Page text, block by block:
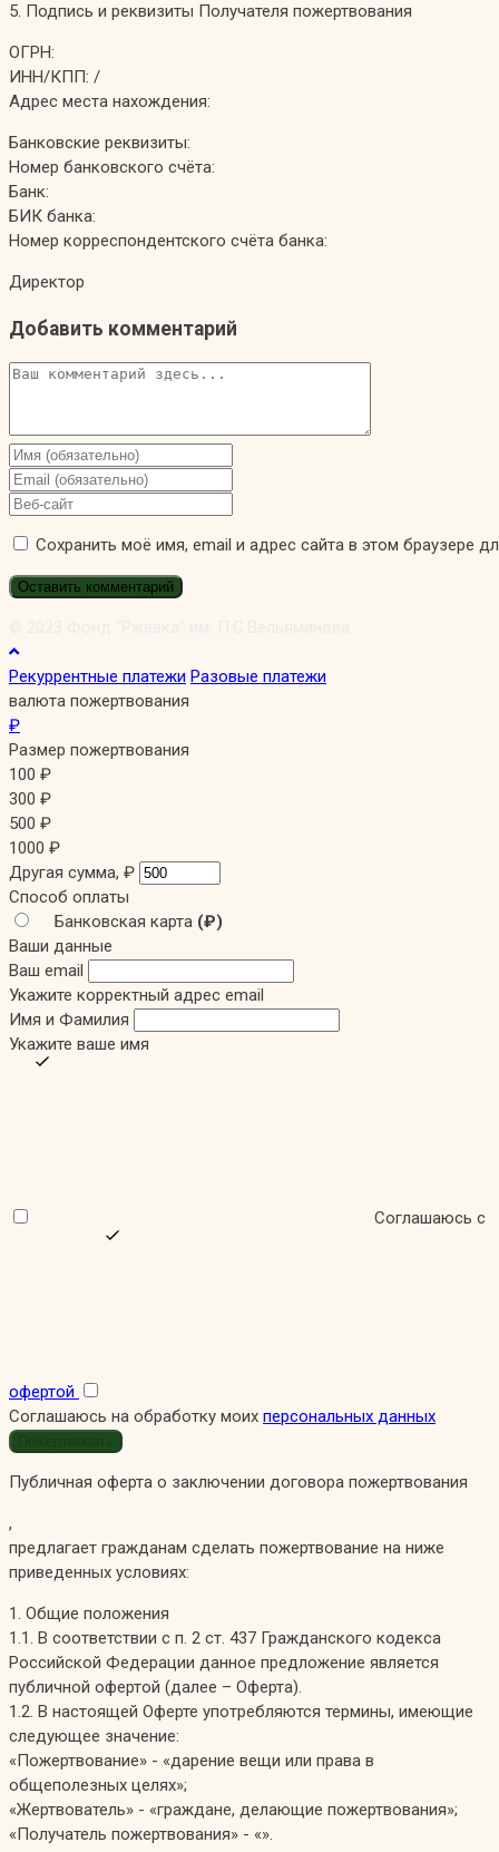
5. Подпись и реквизиты Получателя пожертвования
ОГРН:
ИНН/КПП: /
Адрес места нахождения:
Банковские реквизиты:
Номер банковского счёта:
Банк:
БИК банка:
Номер корреспондентского счёта банка:
Директор
Добавить комментарий
Комментарий
Введите
свое
имя
имя
пользователя,
чтобы
Введите
свой
адрес,
чтобы
прокомментировать
Введите
вашего
веб-
сайта
Сохранить моё имя, email и адрес сайта в этом браузере
Рекуррентные платежи Разовые платежи
валюта пожертвования
₽
Размер пожертвования
100 ₽
300 ₽
500 ₽
1000 ₽
Другая сумма, ₽
Способ оплаты
Банковская карта (₽)
Ваши данные
Ваш email
Укажите корректный адрес email
Имя и Фамилия
Укажите ваше имя
Соглашаюсь с
офертой
Соглашаюсь на обработку моих персональных данных
Публичная оферта о заключении договора пожертвования
,
предлагает гражданам сделать пожертвование на ниже
приведенных условиях:
1. Общие положения
1.1. В соответствии с п. 2 ст. 437 Гражданского кодекса
Российской Федерации данное предложение является
публичной офертой (далее – Оферта).
1.2. В настоящей Оферте употребляются термины, имеющие
следующее значение:
«Пожертвование» - «дарение вещи или права в
общеполезных целях»;
«Жертвователь» - «граждане, делающие пожертвования»;
«Получатель пожертвования» - «».